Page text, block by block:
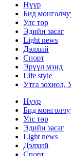
Нүүр
Бид
Улс төр
Эдийн засаг
Light news
Дэлхий
Спорт
Эрүүл мэнд
Life style
Утга зохиол,
Нүүр
Бид
Улс төр
Эдийн засаг
Light news
Дэлхий
Спорт